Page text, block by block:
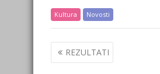
Kultura Novosti
Post
navigation
REZULTATI